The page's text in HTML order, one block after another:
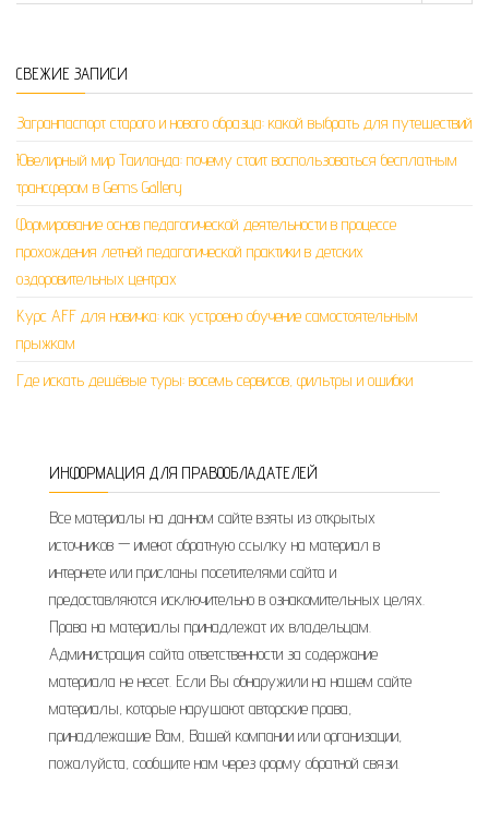
СВЕЖИЕ ЗАПИСИ
Загранпаспорт старого и нового образца: какой выбрать для путешествий
Ювелирный мир Таиланда: почему стоит воспользоваться бесплатным
трансфером в Gems Gallery
Формирование основ педагогической деятельности в процессе
прохождения летней педагогической практики в детских
оздоровительных центрах
Курс AFF для новичка: как устроено обучение самостоятельным
прыжкам
Где искать дешёвые туры: восемь сервисов, фильтры и ошибки
ИНФОРМАЦИЯ ДЛЯ ПРАВООБЛАДАТЕЛЕЙ
Все материалы на данном сайте взяты из открытых
источников — имеют обратную ссылку на материал в
интернете или присланы посетителями сайта и
предоставляются исключительно в ознакомительных целях.
Права на материалы принадлежат их владельцам.
Администрация сайта ответственности за содержание
материала не несет. Если Вы обнаружили на нашем сайте
материалы, которые нарушают авторские права,
принадлежащие Вам, Вашей компании или организации,
пожалуйста, сообщите нам через форму обратной связи.